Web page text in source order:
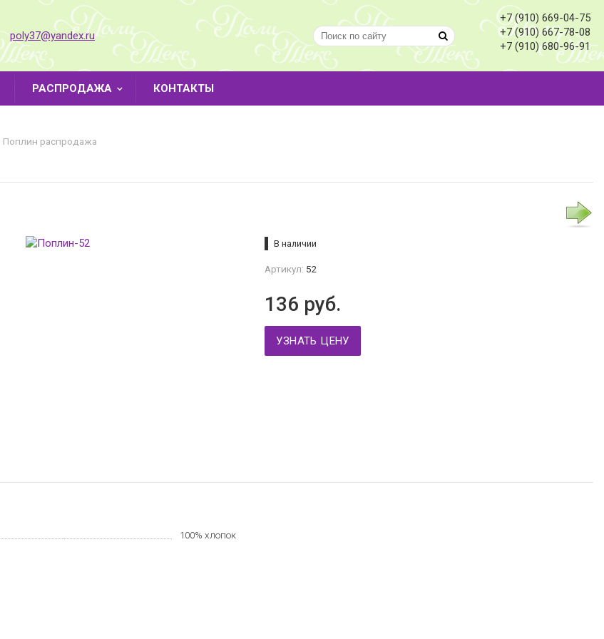
poly37@yandex.ru
+7 (910) 669-04-75
+7 (910) 667-78-08
+7 (910) 680-96-91
РАСПРОДАЖА КОНТАКТЫ
Поплин распродажа
В наличии
Артикул: 52
136 руб.
УЗНАТЬ ЦЕНУ
100% хлопок